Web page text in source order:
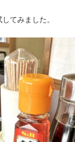
てみました。